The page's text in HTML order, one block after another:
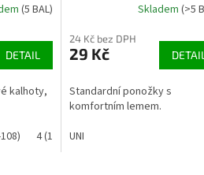
(5 BAL)
DETAIL
kalhoty,
4 (170-116)
Skladem (>5
24 Kč bez DPH
29 Kč DETAIL
Standardní ponožky s
komfortním lemem.
UNI